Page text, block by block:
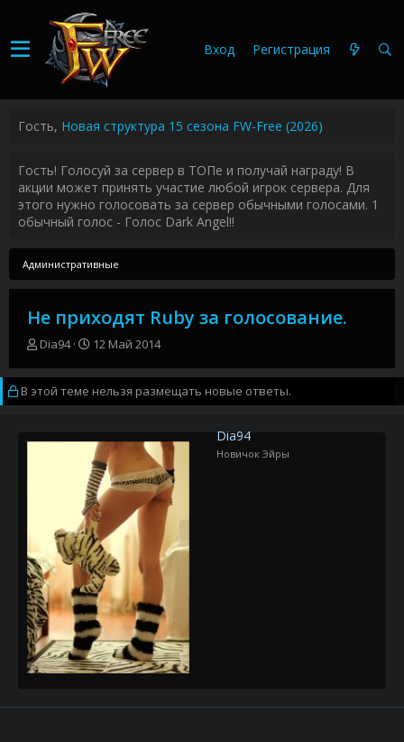
Вход Регистрация
Гость, Новая структура 15 сезона FW-Free (2026)
Гость! Голосуй за сервер в ТОПе и получай награду! В
акции может принять участие любой игрок сервера. Для
этого нужно голосовать за сервер обычными голосами. 1
обычный голос - Голос Dark Angel!!
Административные
Не приходят Ruby за голосование.
А
т
о
р
е
Dia94
Д
т
а
н
ч
а
л
а
12 Май 2014
В этой теме нельзя размещать новые ответы.
Dia94
Новичок Эйры